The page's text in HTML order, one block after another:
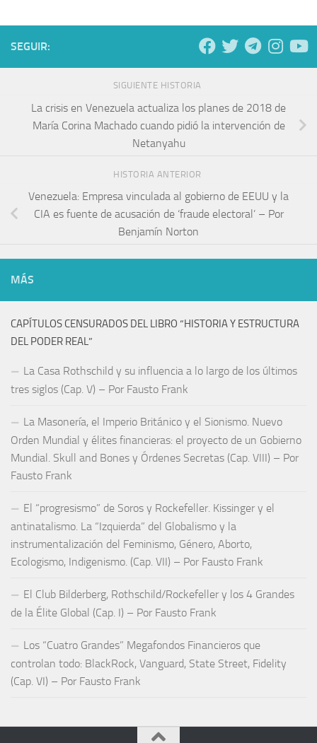
SEGUIR:
SIGUIENTE HISTORIA
La crisis en Venezuela actualiza los planes de 2018 de
María Corina Machado cuando pidió la intervención de
Netanyahu
HISTORIA ANTERIOR
Venezuela: Empresa vinculada al gobierno de EEUU y la
CIA es fuente de acusación de ‘fraude electoral’ – Por
Benjamín Norton
MÁS
CAPÍTULOS CENSURADOS DEL LIBRO “HISTORIA Y ESTRUCTURA
DEL PODER REAL”
La Casa Rothschild y su influencia a lo largo de los últimos
tres siglos (Cap. V) – Por Fausto Frank
La Masonería, el Imperio Británico y el Sionismo. Nuevo
Orden Mundial y élites financieras: el proyecto de un Gobierno
Mundial. Skull and Bones y Órdenes Secretas (Cap. VIII) – Por
Fausto Frank
El “progresismo” de Soros y Rockefeller. Kissinger y el
antinatalismo. La “Izquierda” del Globalismo y la
instrumentalización del Feminismo, Género, Aborto,
Ecologismo, Indigenismo. (Cap. VII) – Por Fausto Frank
El Club Bilderberg, Rothschild/Rockefeller y los 4 Grandes
de la Élite Global (Cap. I) – Por Fausto Frank
Los “Cuatro Grandes” Megafondos Financieros que
controlan todo: BlackRock, Vanguard, State Street, Fidelity
(Cap. VI) – Por Fausto Frank